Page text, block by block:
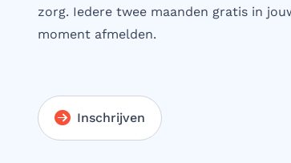
zorg. Iedere twee maanden gratis in
moment afmelden.
Inschrijven